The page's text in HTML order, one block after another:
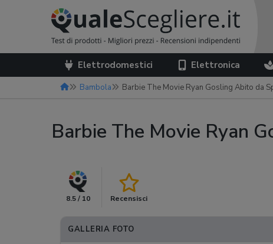
Elettrodomestici Elettronica
Bambola Barbie The Movie Ryan Gosling Abito da
Barbie The Movie Ryan
8.5 / 10 Recensisci
GALLERIA FOTO